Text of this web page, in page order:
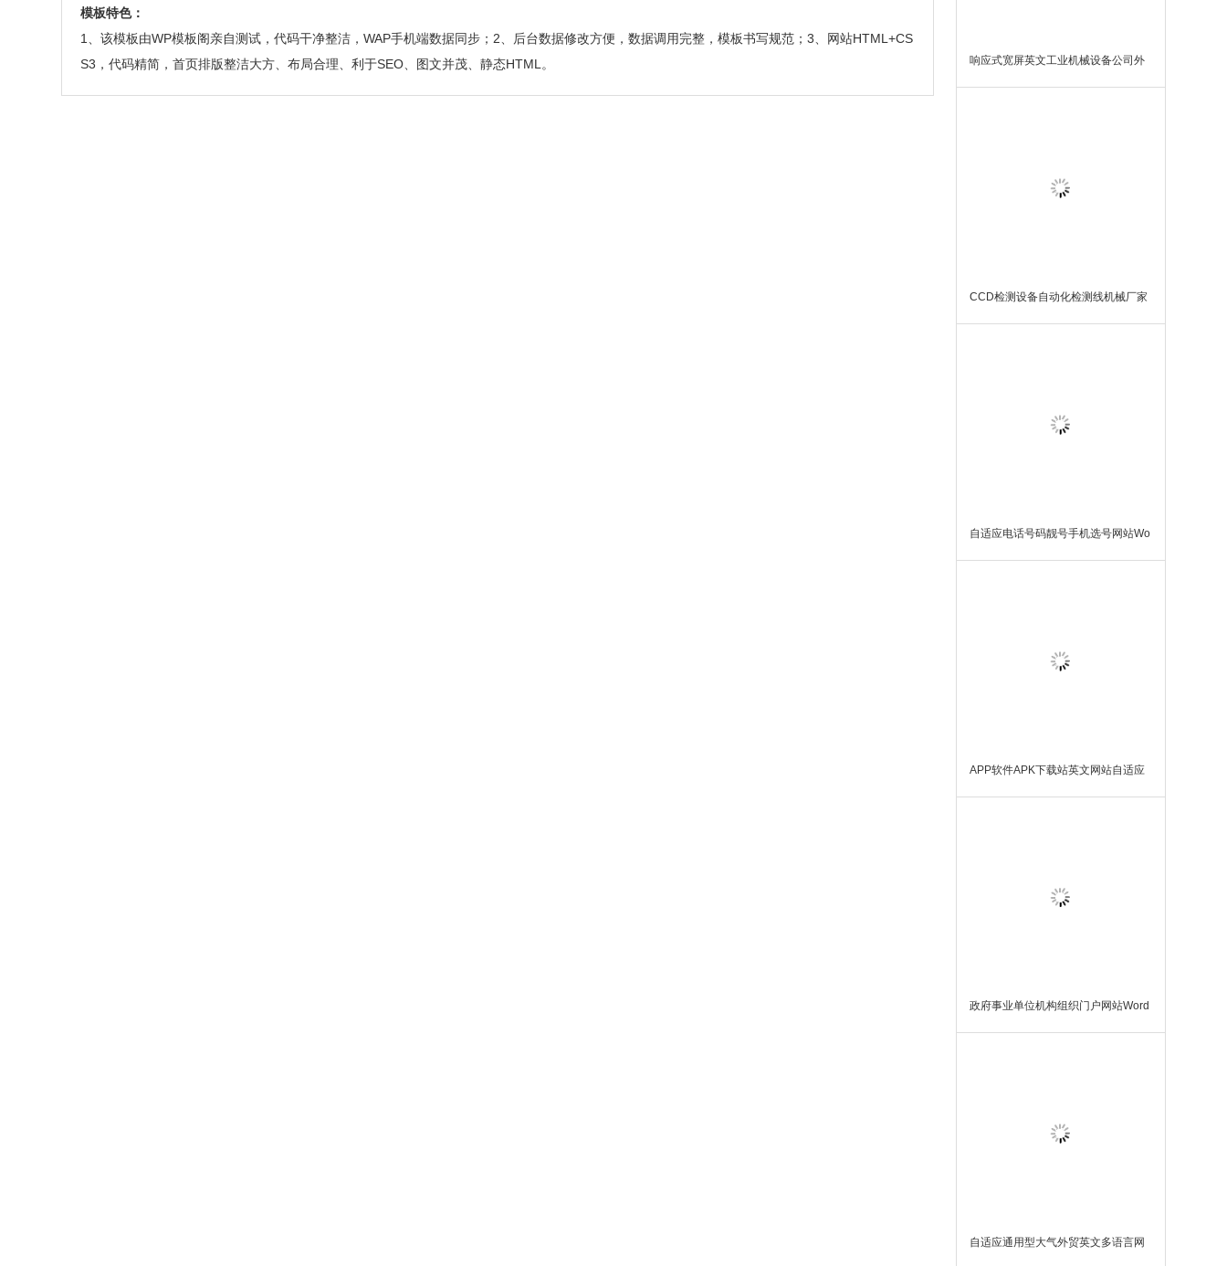
模板特色：
1、该模板由WP模板阁亲自测试，代码干净整洁，WAP手机端数据同步；2、后台数据修改方便，数据调用完整，模板书写规范；3、网站HTML+CS
S3，代码精简，首页排版整洁大方、布局合理、利于SEO、图文并茂、静态HTML。
响应式宽屏英文工业机械设备公司外
贸网站WordPress模板主题
CCD检测设备自动化检测线机械厂家
网站自适应WordPress模板主题
自适应电话号码靓号手机选号网站Wo
rdPress模板主题
APP软件APK下载站英文网站自适应
WordPress模板主题
政府事业单位机构组织门户网站Word
Press模板主题
自适应通用型大气外贸英文多语言网